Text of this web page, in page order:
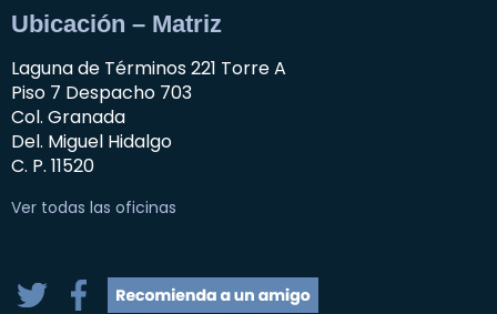
Ubicación – Matriz
Laguna de Términos 221 Torre A
Piso 7 Despacho 703
Col. Granada
Del. Miguel Hidalgo
C. P. 11520
Ver todas las oficinas